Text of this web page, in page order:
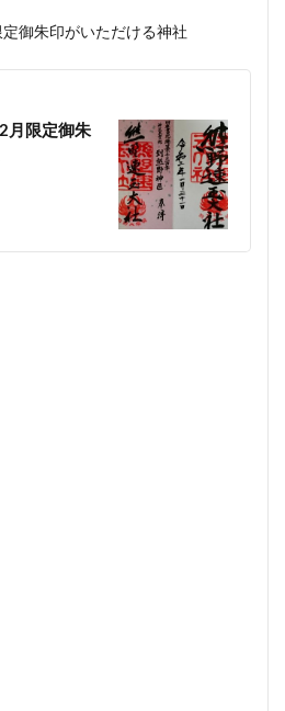
御朱印がいただける神社
限定御朱